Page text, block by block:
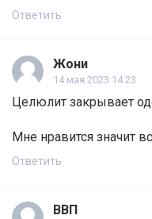
Ответить
Жони
14 мая 2023 14:23
Целюлит закрывает
Мне нравится значит
Ответить
ВВП